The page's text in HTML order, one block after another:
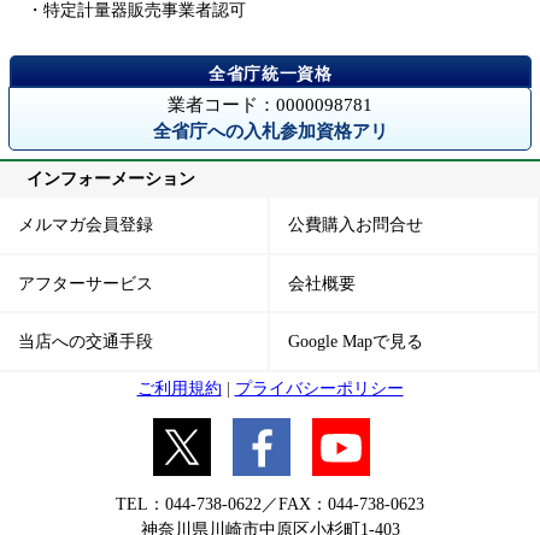
・特定計量器販売事業者認可
業者コード：0000098781
全省庁への入札参加資格アリ
インフォーメーション
メルマガ会員登録 公費購入お問合せ
アフターサービス 会社概要
当店への交通手段 Google Mapで見る
ご利用規約 | プライバシーポリシー
TEL：044-738-0622／FAX：044-738-0623
神奈川県川崎市中原区小杉町1-403